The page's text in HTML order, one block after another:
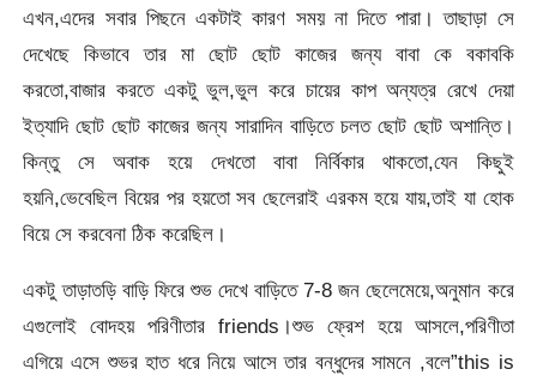
এখন,এদের সবার পিছনে একটাই কারণ সময় না দিতে পারা। তাছাড়া সে
দেখেছে কিভাবে তার মা ছোট ছোট কাজের জন্য বাবা কে বকাবকি
করতো,বাজার করতে একটু ভুল,ভুল করে চায়ের কাপ অন্যত্র রেখে দেয়া
ইত্যাদি ছোট ছোট কাজের জন্য সারাদিন বাড়িতে চলত ছোট ছোট অশান্তি।
কিন্তু সে অবাক হয়ে দেখতো বাবা নির্বিকার থাকতো,যেন কিছুই
হয়নি,ভেবেছিল বিয়ের পর হয়তো সব ছেলেরাই এরকম হয়ে যায়,তাই যা হোক
বিয়ে সে করবেনা ঠিক করেছিল।
একটু তাড়াতড়ি বাড়ি ফিরে শুভ দেখে বাড়িতে 7-8 জন ছেলেমেয়ে,অনুমান করে
এগুলোই বোদহয় পরিণীতার friends।শুভ ফ্রেশ হয়ে আসলে,পরিণীতা
এগিয়ে এসে শুভর হাত ধরে নিয়ে আসে তার বন্ধুদের সামনে ,বলে”this is